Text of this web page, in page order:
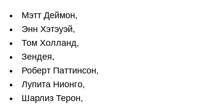
Мэтт Деймон,
Энн Хэтэуэй,
Том Холланд,
Зендея,
Роберт Паттинсон,
Лупита Нионго,
Шарлиз Терон,